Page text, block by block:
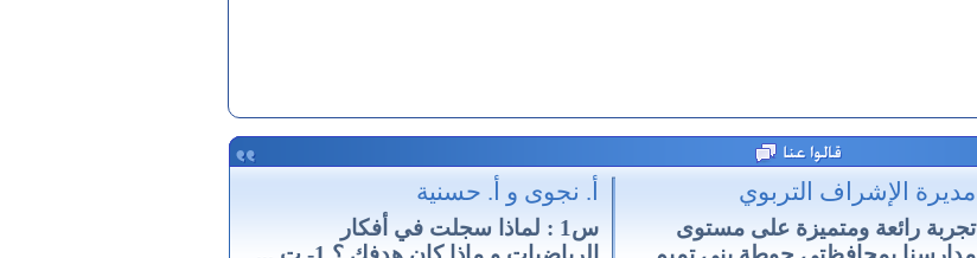
مديرة الإشراف التربوي
تجربة رائعة ومتميزة على مستوى
أ. نجوى و أ. حسنية
س1 : لماذا سجلت في أفكار